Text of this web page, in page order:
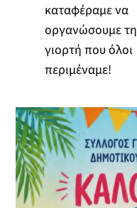
καταφέραμε να
οργανώσουμε τη
γιορτή που όλοι
περιμέναμε!